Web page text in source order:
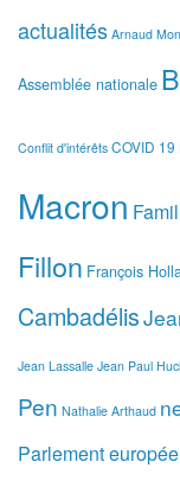
actualités Arnaud
Assemblée nationale
Conflit d'intérêts COVID 19
Macron
Fillon François
Cambadélis
Jean Lassalle Jean Paul
Pen Nathalie Arthaud
Parlement